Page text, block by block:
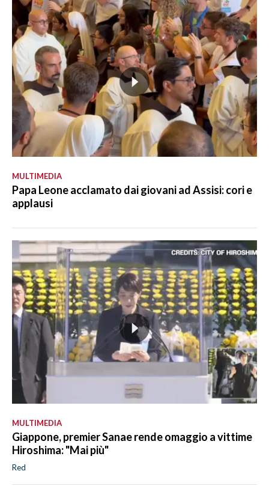
MULTIMEDIA
Papa Leone acclamato dai giovani ad Assisi: cori e
applausi
MULTIMEDIA
Giappone, premier Sanae rende omaggio a vittime
Hiroshima: "Mai più"
Red